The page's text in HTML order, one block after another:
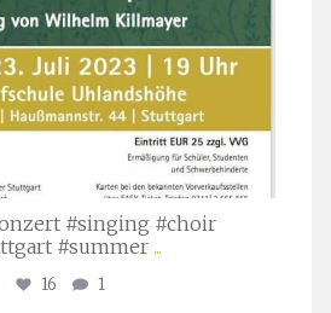
#singing #choir
#summer...
16 1